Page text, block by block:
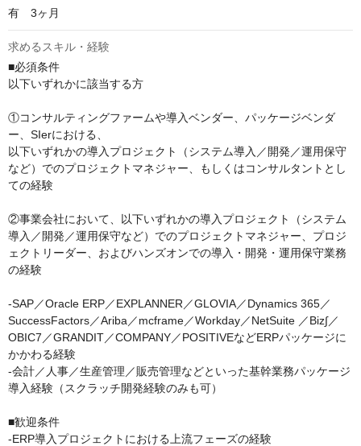
有　3ヶ月
求めるスキル・経験
■必須条件
以下いずれかに該当する方
①コンサルティングファームや導入ベンダー、パッケージベンダ
ー、SIerにおける、
以下いずれかの導入プロジェクト（システム導入／開発／運用保守
など）でのプロジェクトマネジャー、もしくはコンサルタントとし
ての経験
②事業会社において、以下いずれかの導入プロジェクト（システム
導入／開発／運用保守など）でのプロジェクトマネジャー、プロジ
ェクトリーダー、およびハンズオンでの導入・開発・運用保守業務
の経験
‐SAP／Oracle ERP／EXPLANNER／GLOVIA／Dynamics 365／
SuccessFactors／Ariba／mcframe／Workday／NetSuite ／Biz∫／
OBIC7／GRANDIT／COMPANY／POSITIVEなどERPパッケージに
かかわる経験
‐会計／人事／生産管理／販売管理などといった基幹業務パッケージ
導入経験（スクラッチ開発経験のみも可）
■歓迎条件
‐ERP導入プロジェクトにおける上流フェーズの経験